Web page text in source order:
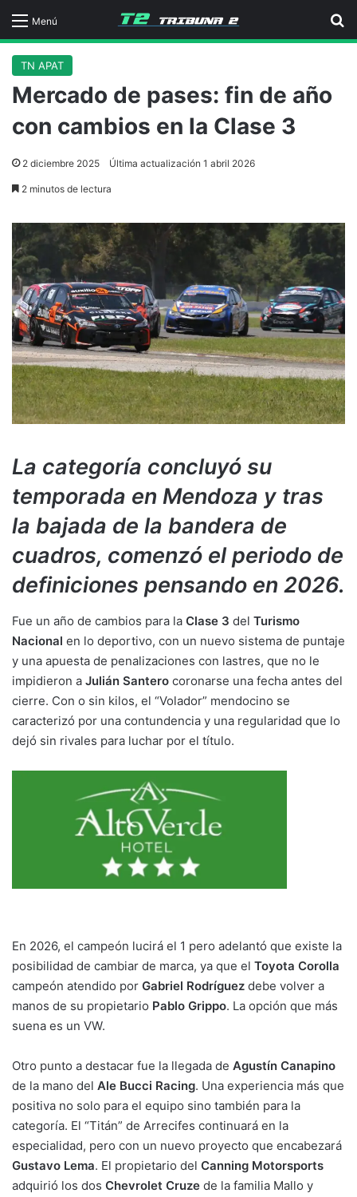
Menú
TN APAT
Mercado de pases: fin de año
con cambios en la Clase 3
2 diciembre 2025 Última actualización 1 abril 2026
2 minutos de lectura
La categoría concluyó su
temporada en Mendoza y tras
la bajada de la bandera de
cuadros, comenzó el periodo de
definiciones pensando en 2026.
Fue un año de cambios para la Clase 3 del Turismo
Nacional en lo deportivo, con un nuevo sistema de puntaje
y una apuesta de penalizaciones con lastres, que no le
impidieron a Julián Santero coronarse una fecha antes del
cierre. Con o sin kilos, el “Volador” mendocino se
caracterizó por una contundencia y una regularidad que lo
dejó sin rivales para luchar por el título.
En 2026, el campeón lucirá el 1 pero adelantó que existe la
posibilidad de cambiar de marca, ya que el Toyota Corolla
campeón atendido por Gabriel Rodríguez debe volver a
manos de su propietario Pablo Grippo. La opción que más
suena es un VW.
Otro punto a destacar fue la llegada de Agustín Canapino
de la mano del Ale Bucci Racing. Una experiencia más que
positiva no solo para el equipo sino también para la
categoría. El “Titán” de Arrecifes continuará en la
especialidad, pero con un nuevo proyecto que encabezará
Gustavo Lema. El propietario del Canning Motorsports
adquirió los dos Chevrolet Cruze de la familia Mallo y